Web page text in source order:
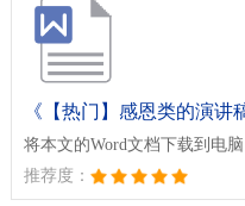
《【热门】感恩类的演讲
将本文的Word文档下载到电
推荐度：